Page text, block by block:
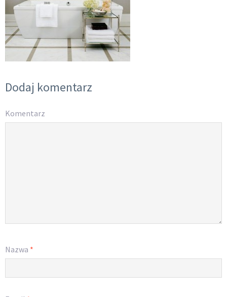
Dodaj komentarz
Komentarz
Nazwa *